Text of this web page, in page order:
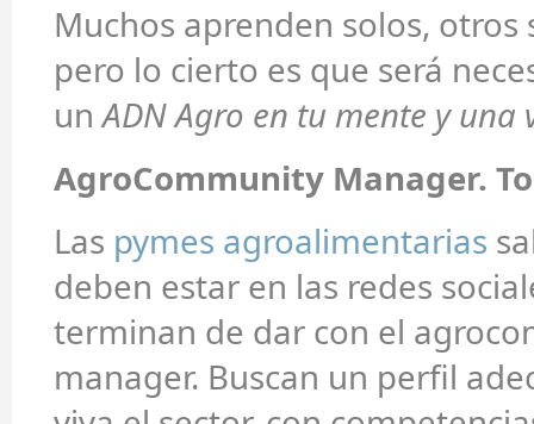
Muchos aprenden solos, otros
pero lo cierto es que será
unADN Agro en tu mente y una
AgroCommunity Manager.
Las pymes agroalimentarias
deben estar en las redes
terminan de dar con el
manager. Buscan un perfil